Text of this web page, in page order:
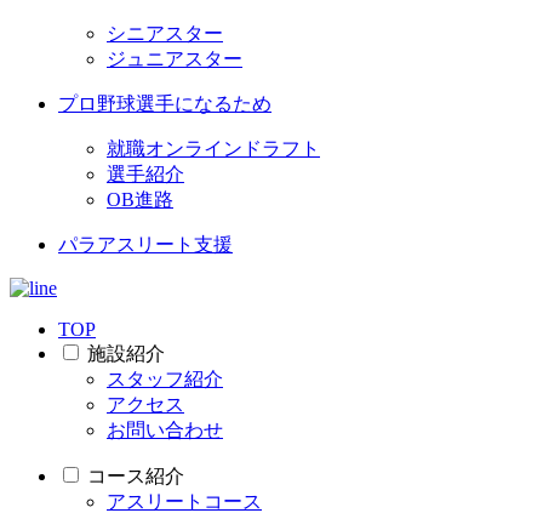
シニアスター
ジュニアスター
プロ野球選手になるため
就職オンラインドラフト
選手紹介
OB進路
パラアスリート支援
TOP
施設紹介
スタッフ紹介
アクセス
お問い合わせ
コース紹介
アスリートコース